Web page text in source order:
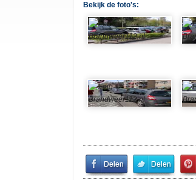
Bekijk de foto's:
Share
on
Share
on